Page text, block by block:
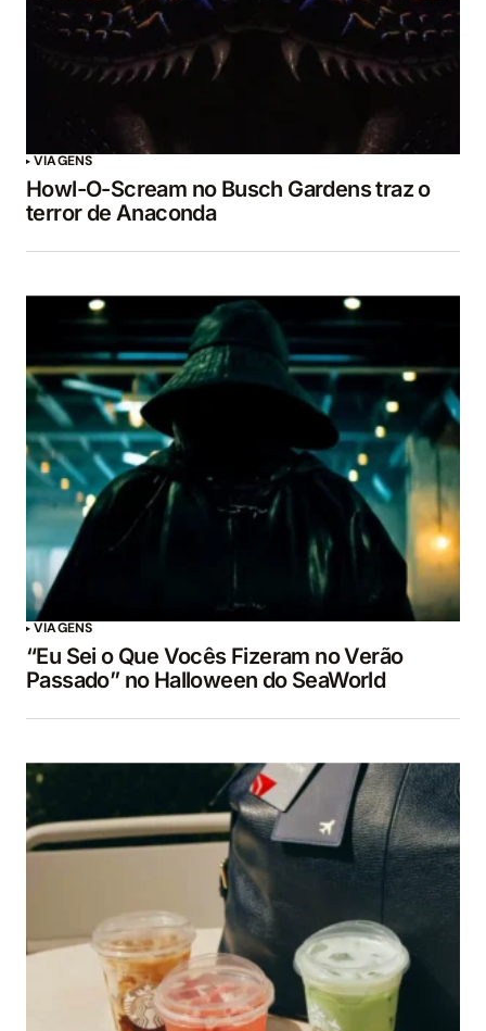
VIAGENS
Howl-O-Scream no Busch Gardens traz o
terror de Anaconda
VIAGENS
“Eu Sei o Que Vocês Fizeram no Verão
Passado” no Halloween do SeaWorld